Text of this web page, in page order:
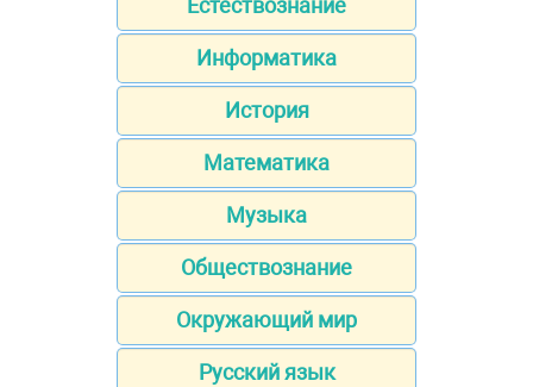
Естествознание
Информатика
История
Математика
Музыка
Обществознание
Окружающий мир
Русский язык